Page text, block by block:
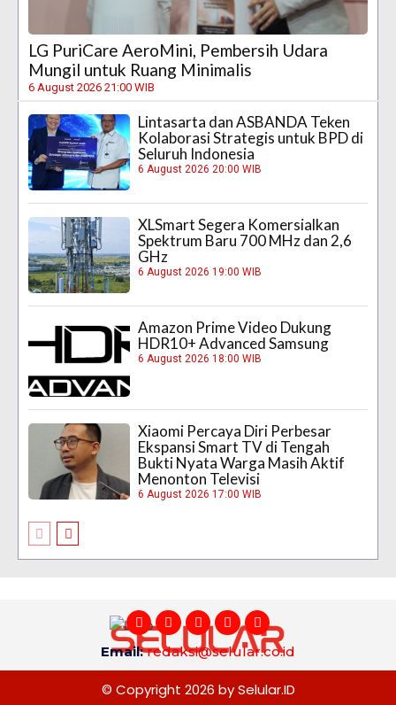
LG PuriCare AeroMini, Pembersih Udara
Mungil untuk Ruang Minimalis
6 August 2026 21:00 WIB
Lintasarta dan ASBANDA Teken
Kolaborasi Strategis untuk BPD di
Seluruh Indonesia
6 August 2026 20:00 WIB
XLSmart Segera Komersialkan
Spektrum Baru 700 MHz dan 2,6
GHz
6 August 2026 19:00 WIB
Amazon Prime Video Dukung
HDR10+ Advanced Samsung
6 August 2026 18:00 WIB
Xiaomi Percaya Diri Perbesar
Ekspansi Smart TV di Tengah
Bukti Nyata Warga Masih Aktif
Menonton Televisi
6 August 2026 17:00 WIB
Email:redaksi@selular.co.id
© Copyright 2026 by Selular.ID